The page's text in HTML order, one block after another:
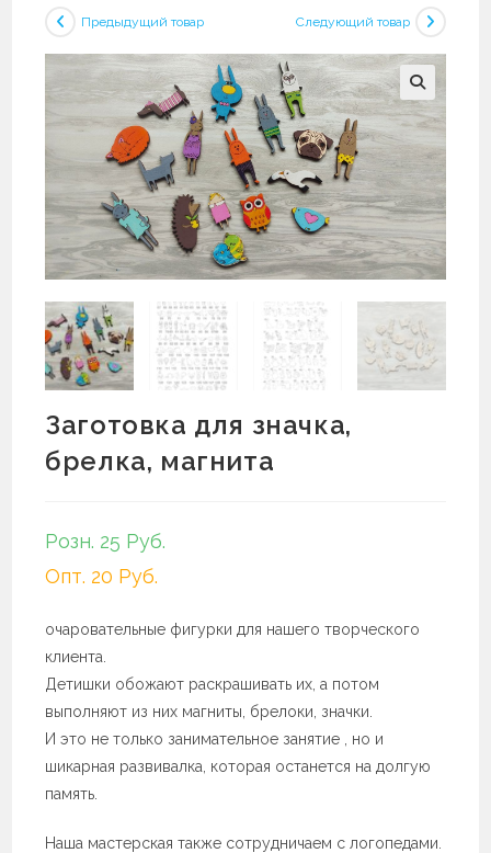
Предыдущий товар Следующий товар
Заготовка для значка,
брелка, магнита
Розн. 25 Руб.
Опт. 20 Руб.
очаровательные фигурки для нашего творческого
клиента. ⠀
Детишки обожают раскрашивать их, а потом
выполняют из них магниты, брелоки, значки. ⠀
И это не только занимательное занятие , но и
шикарная развивалка, которая останется на долгую
память. ⠀
Наша мастерская также сотрудничаем с логопедами.